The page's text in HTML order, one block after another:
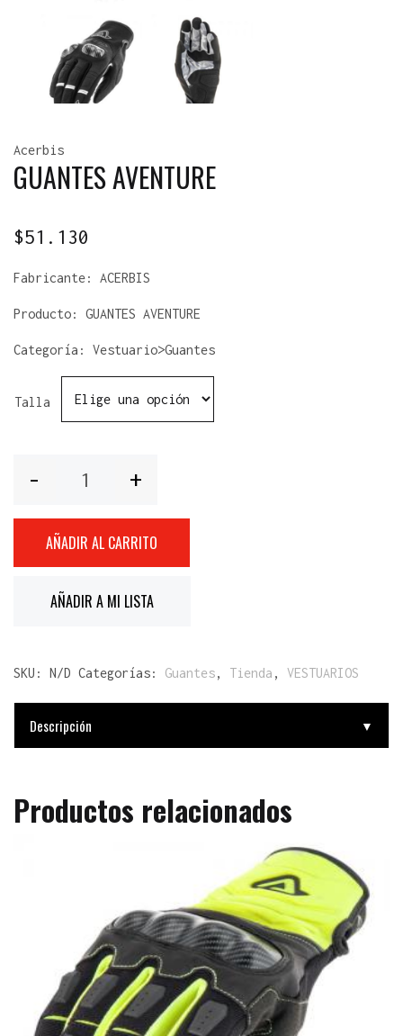
Acerbis
GUANTES AVENTURE
$51.130
Fabricante: ACERBIS
Producto: GUANTES AVENTURE
Categoría: Vestuario>Guantes
Talla
AÑADIR AL CARRITO
AÑADIR A MI LISTA
SKU: N/D Categorías: Guantes, Tienda , VESTUARIOS
Descripción ▼
Productos relacionados